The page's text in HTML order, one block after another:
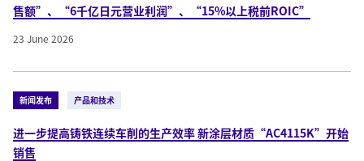
售额”、“6千亿日元营业利润”、“15%以上税前ROIC”
23 June 2026
新闻发布 产品和技术
进一步提高铸铁连续车削的生产效率 新涂层材质“AC4115K”开始
销售